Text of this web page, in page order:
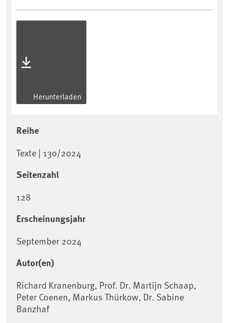
Herunterladen
Reihe
Texte | 130/2024
Seitenzahl
128
Erscheinungsjahr
September 2024
Autor(en)
Richard Kranenburg, Prof. Dr. Martijn Schaap,
Peter Coenen, Markus Thürkow, Dr. Sabine
Banzhaf